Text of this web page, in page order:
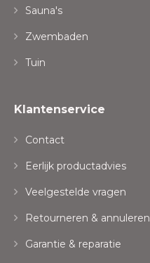
Sauna's
Zwembaden
Tuin
Klantenservice
Contact
Eerlijk productadvies
Veelgestelde vragen
Retourneren & annuleren
Garantie & reparatie